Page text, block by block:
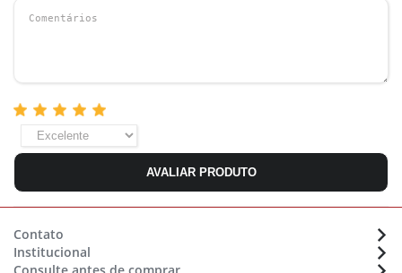
AVALIAR PRODUTO
Contato
Atendimento:(48) 36470633
Institucional